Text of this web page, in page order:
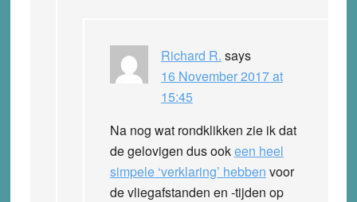
Richard R. says
16 November 2017 at
15:45
Na nog wat rondklikken zie ik dat
de gelovigen dus ookeen heel
simpele ‘verklaring’ hebben voor
de vliegafstanden en -tijden op